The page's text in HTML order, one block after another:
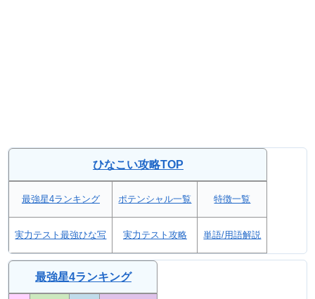
ひなこい攻略TOP
最強星4ランキング ポテンシャル一覧 特徴一覧
実力テスト最強ひな写 実力テスト攻略 単語/用語解説
最強星4ランキング